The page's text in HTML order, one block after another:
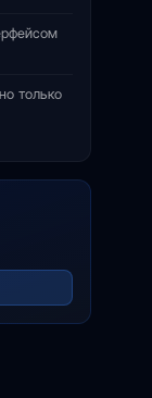
только